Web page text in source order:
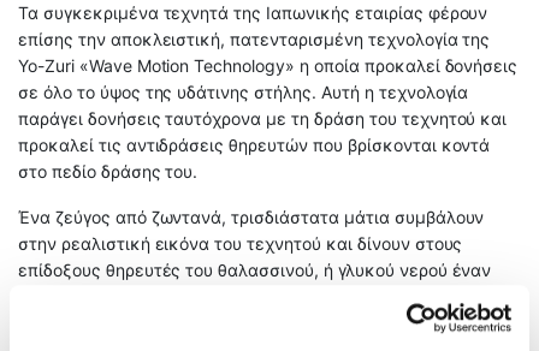
Τα συγκεκριμένα τεχνητά της Ιαπωνικής εταιρίας φέρουν
επίσης την αποκλειστική, πατενταρισμένη τεχνολογία της
Yo-Zuri «Wave Motion Technology» η οποία προκαλεί δονήσεις
σε όλο το ύψος της υδάτινης στήλης. Αυτή η τεχνολογία
παράγει δονήσεις ταυτόχρονα με τη δράση του τεχνητού και
προκαλεί τις αντιδράσεις θηρευτών που βρίσκονται κοντά
στο πεδίο δράσης του.
Ένα ζεύγος από ζωντανά, τρισδιάστατα μάτια συμβάλουν
στην ρεαλιστική εικόνα του τεχνητού και δίνουν στους
επίδοξους θηρευτές του θαλασσινού, ή γλυκού νερού έναν